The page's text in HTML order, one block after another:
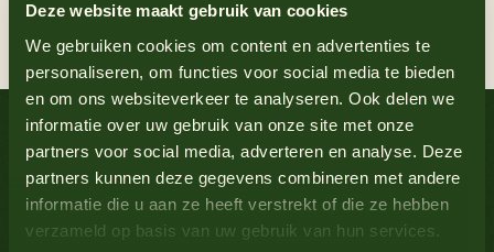
Deze website maakt gebruik van cookies
We gebruiken cookies om content en advertenties te
personaliseren, om functies voor social media te bieden
en om ons websiteverkeer te analyseren. Ook delen we
informatie over uw gebruik van onze site met onze
partners voor social media, adverteren en analyse. Deze
partners kunnen deze gegevens combineren met andere
informatie die u aan ze heeft verstrekt of die ze hebben
verzameld op basis van uw gebruik van hun services.
Salz
Leckere Rezepte
Soßen-Inspiration
Glutenhaltiges Getreide
Lupine Nein
Milch Nein
Senf